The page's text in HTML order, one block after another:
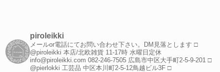
piroleikki
メールor電話にてお問い合わせ下さい。DM見落とします □
@piroleikki 本店/北欧雑貨 11-17時 水曜日定休
info@piroleikki.com 082-246-7505 広島市中区大手町2-5-9-201 □
@pierlokki 工芸品 中区本川町2-5-12鳥越ビル3F □